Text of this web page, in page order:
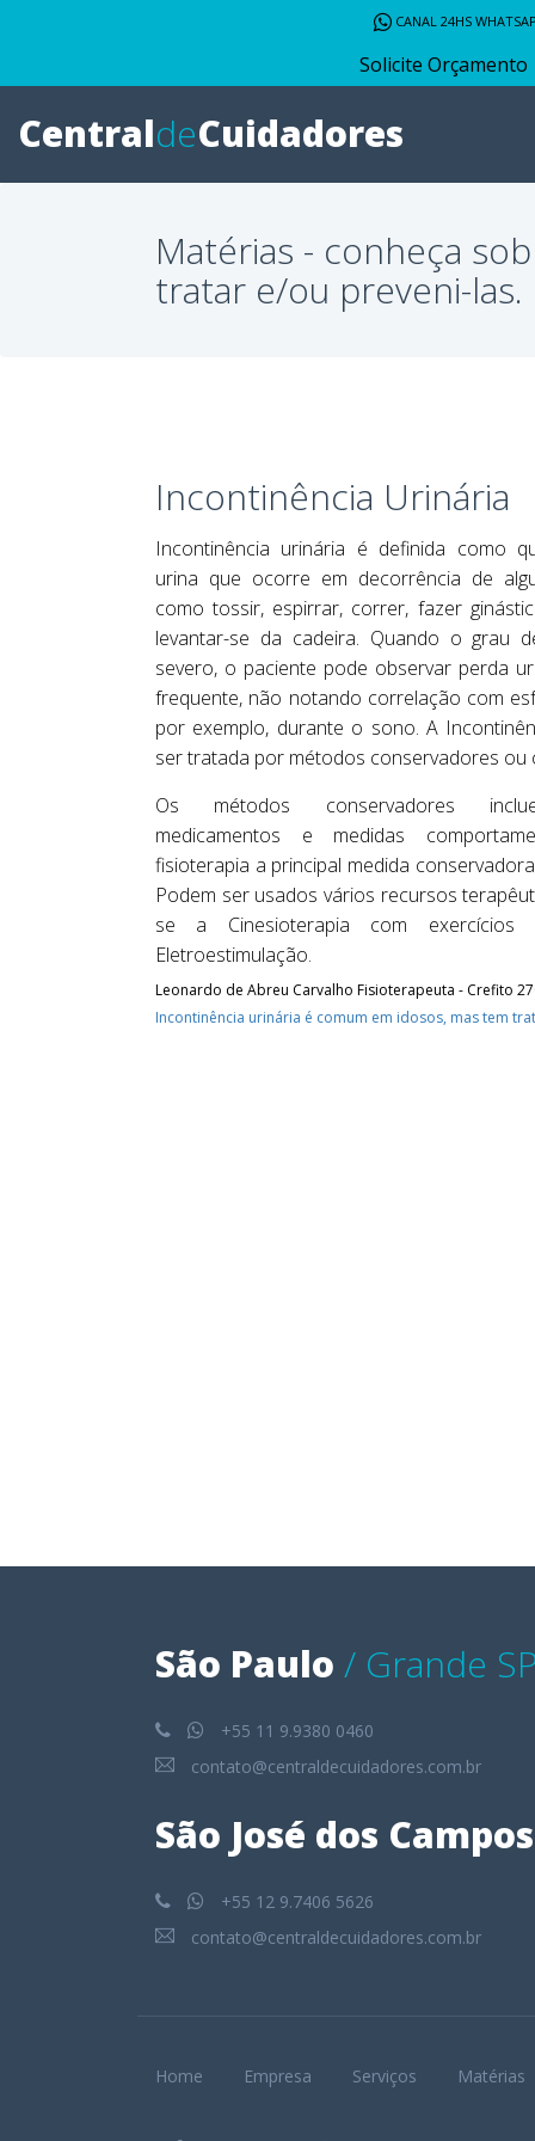
CANAL 24HS
Solicite
CentraldeCuidadores
Matérias - conheça
tratar e/ou preveni-las.
Incontinência Urinária
Incontinência urinária é definida como
urina que ocorre em decorrência de
como tossir, espirrar, correr, fazer
levantar-se da cadeira. Quando o grau
severo, o paciente pode observar perda
frequente, não notando correlação com
por exemplo, durante o sono. A
ser tratada por métodos conservadores ou
Os métodos conservadores
medicamentos e medidas
fisioterapia a principal medida
Podem ser usados vários recursos
se a Cinesioterapia com
Eletroestimulação.
Leonardo de Abreu Carvalho Fisioterapeuta - Crefito
Incontinência urinária é comum em idosos, mas tem
São Paulo / Grande
+55 11 9.9380 0460
contato@centraldecuidadores.com.br
São José dos Campos
+55 12 9.7406 5626
contato@centraldecuidadores.com.br
Home Empresa Serviços Matérias